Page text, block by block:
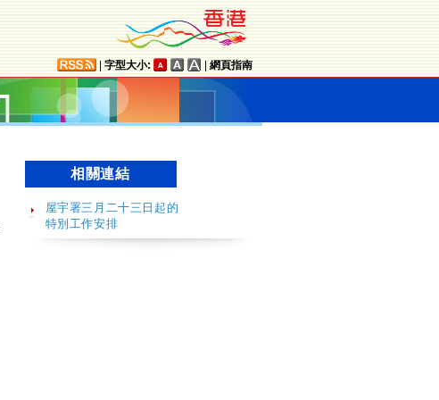
字型大小: 網頁指南
相關連結
屋宇署三月二十三日起的
特別工作安排